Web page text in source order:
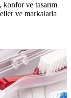
konfor ve tasarım
ve markalarla